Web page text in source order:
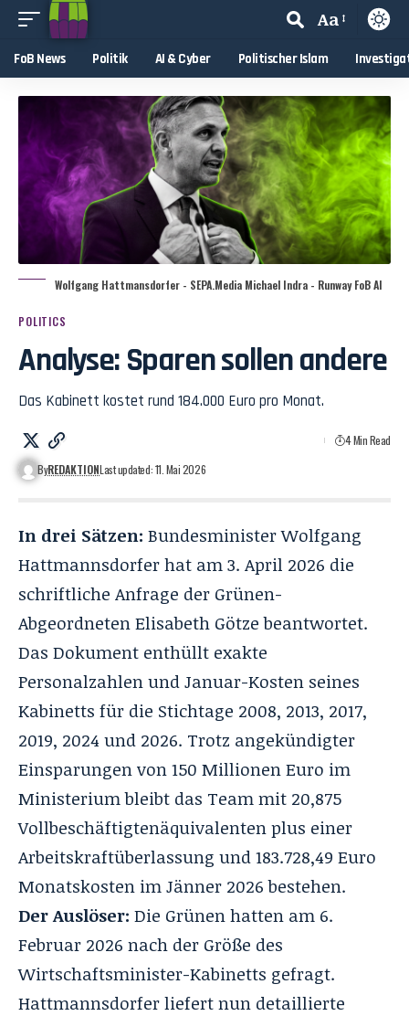
Aa
FoB News Politik AI & Cyber Politischer Islam
Wolfgang Hattmansdorfer - SEPA.Media Michael Indra - Runway FoB AI
POLITICS
Analyse: Sparen sollen andere
Das Kabinett kostet rund 184.000 Euro pro Monat.
ByREDAKTIONLast updated: 11. Mai 2026
4 Min Read
In drei Sätzen: Bundesminister Wolfgang
Hattmannsdorfer hat am 3. April 2026 die
schriftliche Anfrage der Grünen-
Abgeordneten Elisabeth Götze beantwortet.
Das Dokument enthüllt exakte
Personalzahlen und Januar-Kosten seines
Kabinetts für die Stichtage 2008, 2013, 2017,
2019, 2024 und 2026. Trotz angekündigter
Einsparungen von 150 Millionen Euro im
Ministerium bleibt das Team mit 20,875
Vollbeschäftigtenäquivalenten plus einer
Arbeitskraftüberlassung und 183.728,49 Euro
Monatskosten im Jänner 2026 bestehen.
Der Auslöser: Die Grünen hatten am 6.
Februar 2026 nach der Größe des
Wirtschaftsminister-Kabinetts gefragt.
Hattmannsdorfer liefert nun detaillierte